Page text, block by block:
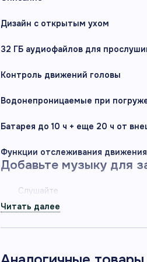
Дизайн с открытым ухом
32 ГБ аудиофайлов для
Контроль движений головы
Водонепроницаемые при
Батарея до 10 ч + еще 20 ч от
Функции отслеживания движения
Добавьте музыку для
Слушайте
любимые
подкасты
аудиокниги